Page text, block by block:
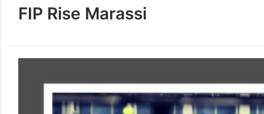
FIP Rise Marassi